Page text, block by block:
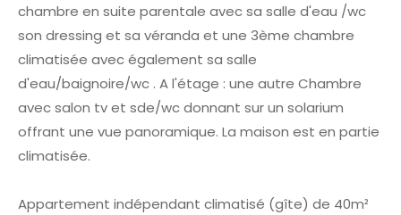
chambre en suite parentale avec sa salle d'eau /wc
son dressing et sa véranda et une 3ème chambre
climatisée avec également sa salle
d'eau/baignoire/wc . A l'étage : une autre Chambre
avec salon tv et sde/wc donnant sur un solarium
offrant une vue panoramique. La maison est en partie
climatisée.
Appartement indépendant climatisé (gîte) de 40m²